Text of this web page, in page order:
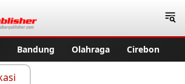
Bandung Olahraga Cirebon